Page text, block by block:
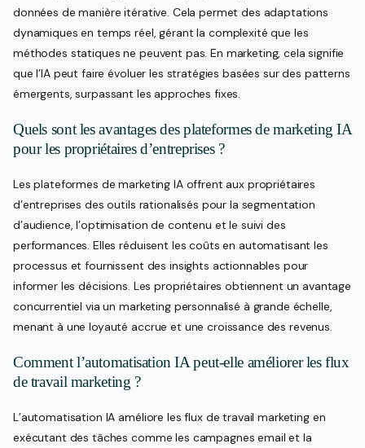
données de manière itérative. Cela permet des adaptations
dynamiques en temps réel, gérant la complexité que les
méthodes statiques ne peuvent pas. En marketing, cela signifie
que l’IA peut faire évoluer les stratégies basées sur des patterns
émergents, surpassant les approches fixes.
Quels sont les avantages des plateformes de marketing IA
pour les propriétaires d’entreprises ?
Les plateformes de marketing IA offrent aux propriétaires
d’entreprises des outils rationalisés pour la segmentation
d’audience, l’optimisation de contenu et le suivi des
performances. Elles réduisent les coûts en automatisant les
processus et fournissent des insights actionnables pour
informer les décisions. Les propriétaires obtiennent un avantage
concurrentiel via un marketing personnalisé à grande échelle,
menant à une loyauté accrue et une croissance des revenus.
Comment l’automatisation IA peut-elle améliorer les flux
de travail marketing ?
L’automatisation IA améliore les flux de travail marketing en
exécutant des tâches comme les campagnes email et la